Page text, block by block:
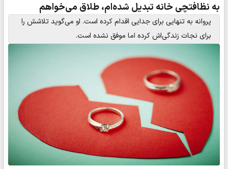
به نظافتچی خانه تبدیل شده‌ام، طلاق می‌خواهم
پروانه به تنهایی برای جدایی اقدام کرده ‌است. او می‌گوید تلاشش را
برای نجات زندگی‌اش کرده اما موفق نشده است.